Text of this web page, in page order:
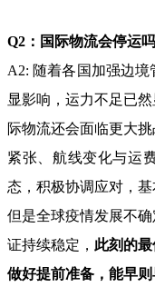
Q2 ：国际物流会停运
A2: 随着各国加强边境
显影响，运力不足已然
际物流还会面临更大
紧张、航线变化与运
态，积极协调应对，
但是全球疫情发展不
证持续稳定， 此刻的
做好提前准备，能早